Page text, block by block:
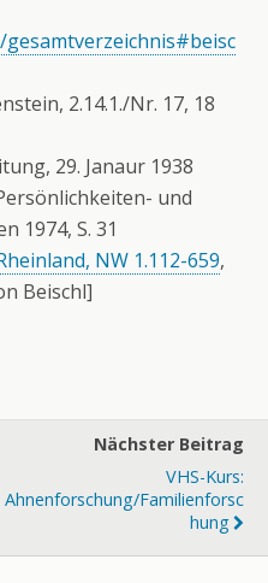
2.14.1./Nr. 17, 18
29. Janaur 1938
und
1974, S. 31
NW 1.112-659,
Beischl]
Nächster Beitrag
VHS-Kurs:
Ahnenforschung/Familienforsc
Hung